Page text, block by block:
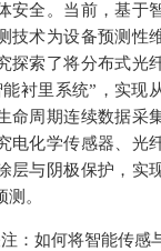
安全。当前，基于
技术为设备预测性
探索了将分布式光
衬里系统”，实现
命周期连续数据采
电化学传感器、光
层与阴极保护，实
。
注：如何将智能传感